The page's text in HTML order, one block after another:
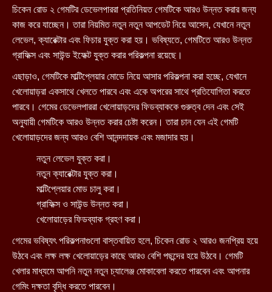
চিকেন রোড ২ গেমটির ডেভেলপাররা প্রতিনিয়ত গেমটিকে আরও উন্নত করার জন্য
কাজ করে যাচ্ছেন। তারা নিয়মিত নতুন নতুন আপডেট নিয়ে আসেন, যেখানে নতুন
লেভেল, ক্যারেক্টার এবং ফিচার যুক্ত করা হয়। ভবিষ্যতে, গেমটিতে আরও উন্নত
গ্রাফিক্স এবং সাউন্ড ইফেক্ট যুক্ত করার পরিকল্পনা রয়েছে।
এছাড়াও, গেমটিকে মাল্টিপ্লেয়ার মোডে নিয়ে আসার পরিকল্পনা করা হচ্ছে, যেখানে
খেলোয়াড়রা একসাথে খেলতে পারবে এবং একে অপরের সাথে প্রতিযোগিতা করতে
পারবে। গেমের ডেভেলপাররা খেলোয়াড়দের ফিডব্যাককে গুরুত্ব দেন এবং সেই
অনুযায়ী গেমটিকে আরও উন্নত করার চেষ্টা করেন। তারা চান যেন এই গেমটি
খেলোয়াড়দের জন্য আরও বেশি আনন্দদায়ক এবং মজাদার হয়।
নতুন লেভেল যুক্ত করা।
নতুন ক্যারেক্টার যুক্ত করা।
মাল্টিপ্লেয়ার মোড চালু করা।
গ্রাফিক্স ও সাউন্ড উন্নত করা।
খেলোয়াড়ের ফিডব্যাক গ্রহণ করা।
গেমের ভবিষ্যৎ পরিকল্পনাগুলো বাস্তবায়িত হলে, চিকেন রোড ২ আরও জনপ্রিয় হয়ে
উঠবে এবং লক্ষ লক্ষ খেলোয়াড়ের কাছে আরও বেশি পছন্দের হয়ে উঠবে। গেমটি
খেলার মাধ্যমে আপনি নতুন নতুন চ্যালেঞ্জ মোকাবেলা করতে পারবেন এবং আপনার
গেমিং দক্ষতা বৃদ্ধি করতে পারবেন।